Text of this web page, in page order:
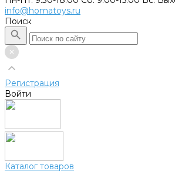
info@homatoys.ru
Поиск
Регистрация
Войти
Каталог товаров